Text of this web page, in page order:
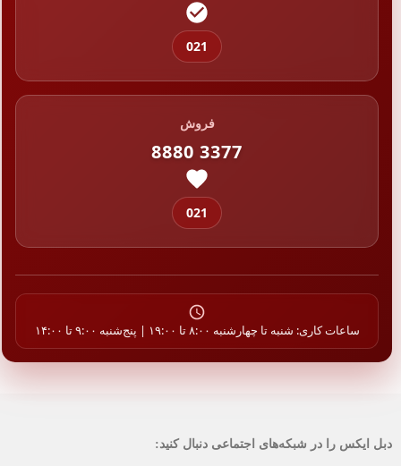
021
فروش
8880 3377
021
ساعات کاری: شنبه تا چهارشنبه ۸:۰۰ تا ۱۹:۰۰ | پنج‌شنبه ۹:۰۰ تا ۱۴:۰۰
دبل ایکس را در شبکه‌های اجتماعی دنبال کنید: